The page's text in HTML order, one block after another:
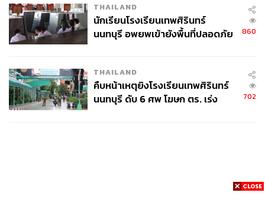
THAILAND
นักเรียนโรงเรียนเทพศิรินทร์
นนทบุรี อพยพเข้ายังพื้นที่ปลอดภัย
860
THAILAND
คืบหน้าเหตุยิงโรงเรียนเทพศิรินทร์
นนทบุรี ดับ 6 ศพ โฆษก ตร. เร่ง
702